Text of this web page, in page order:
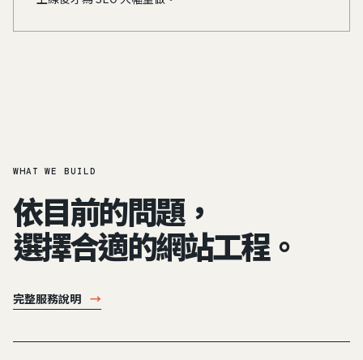
WHAT WE BUILD
依目前的問題，
選擇合適的網站工程。
完整服務說明 →